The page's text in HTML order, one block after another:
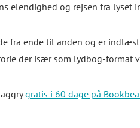
elendighed og rejsen fra lyset
fra ende til anden og er
der især som lydbog-format
gratis i 60 dage på